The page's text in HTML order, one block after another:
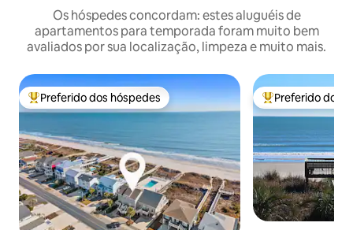
Os hóspedes concordam: estes aluguéis de
apartamentos para temporada foram muito bem
avaliados por sua localização, limpeza e muito mais.
Entre os melhores preferidos dos hóspedes
Preferido dos hóspedes Entre os
Preferido dos